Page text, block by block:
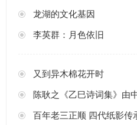
龙湖的文化基因
李英群：月色依旧
又到异木棉花开时
陈耿之《乙巳诗词集》由
百年老三正顺 四代纸影